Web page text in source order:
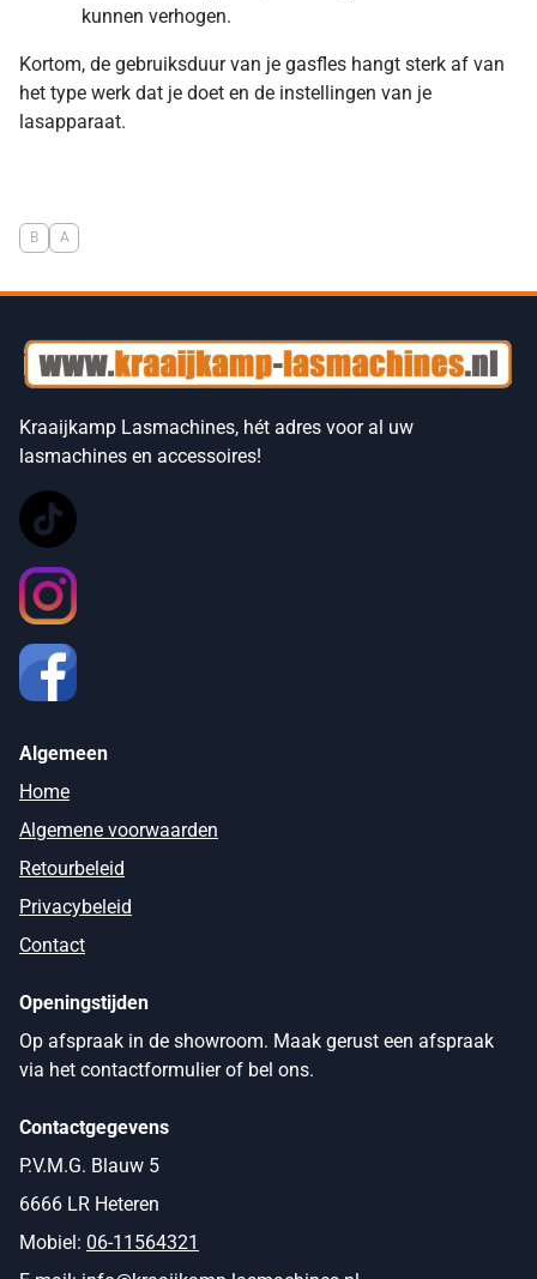
kunnen verhogen.
Kortom, de gebruiksduur van je gasfles hangt sterk af van
het type werk dat je doet en de instellingen van je
lasapparaat.
B A
Kraaijkamp Lasmachines, hét adres voor al uw
lasmachines en accessoires!
Algemeen
Home
Algemene voorwaarden
Retourbeleid
Privacybeleid
Contact
Openingstijden
Op afspraak in de showroom. Maak gerust een afspraak
via het contactformulier of bel ons.
Contactgegevens
P.V.M.G. Blauw 5
6666 LR Heteren
Mobiel: 06-11564321